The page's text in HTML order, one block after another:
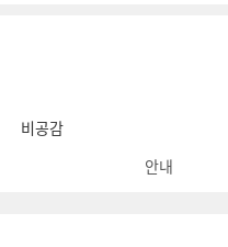
비공감
안내